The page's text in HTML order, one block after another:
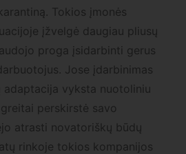
Tokios įmonės
įžvelgė daugiau pliusų
proga įsidarbinti gerus
Jose įdarbinimas
adaptacija vyksta nuotoliniu
perskirstė savo
atrasti novatoriškų būdų
rinkoje tokios kompanijos